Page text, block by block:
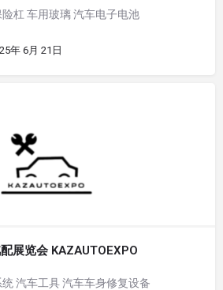
杠 车用玻璃 汽车电子电池
年 6月 21日
展览会 KAZAUTOEXPO
汽车工具 汽车车身修复设备